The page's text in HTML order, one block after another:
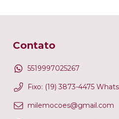
Contato
5519997025267
Fixo: (19) 3873-4475
milemocoes@gmail.com